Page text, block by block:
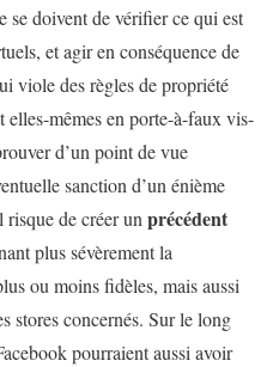
se doivent de vérifier ce qui est
et agir en conséquence de
viole des règles de propriété
elles-mêmes en porte-à-faux vis-
d’un point de vue
sanction d’un énième
de créer unprécédent
plus sévèrement la
ou moins fidèles, mais aussi
stores concernés. Sur le long
pourraient aussi avoir